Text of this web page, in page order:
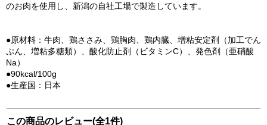
のお肉を使用し、新潟の自社工場で製造しています。
●原材料：牛肉、鶏ささみ、鶏胸肉、鶏内臓、増粘安定剤（加工でん
ぷん、増粘多糖類）、酸化防止剤（ビタミンC）、発色剤（亜硝酸
Na）
●90kcal/100g
●生産国：日本
この商品のレビュー(全1件)